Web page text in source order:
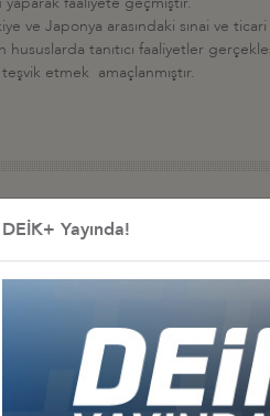
ve Japonya arasındaki sınai ve
hususlarda tanıtıcı faaliyetler
etmek amaçlanmıştır.
DEİK+ Yayında!